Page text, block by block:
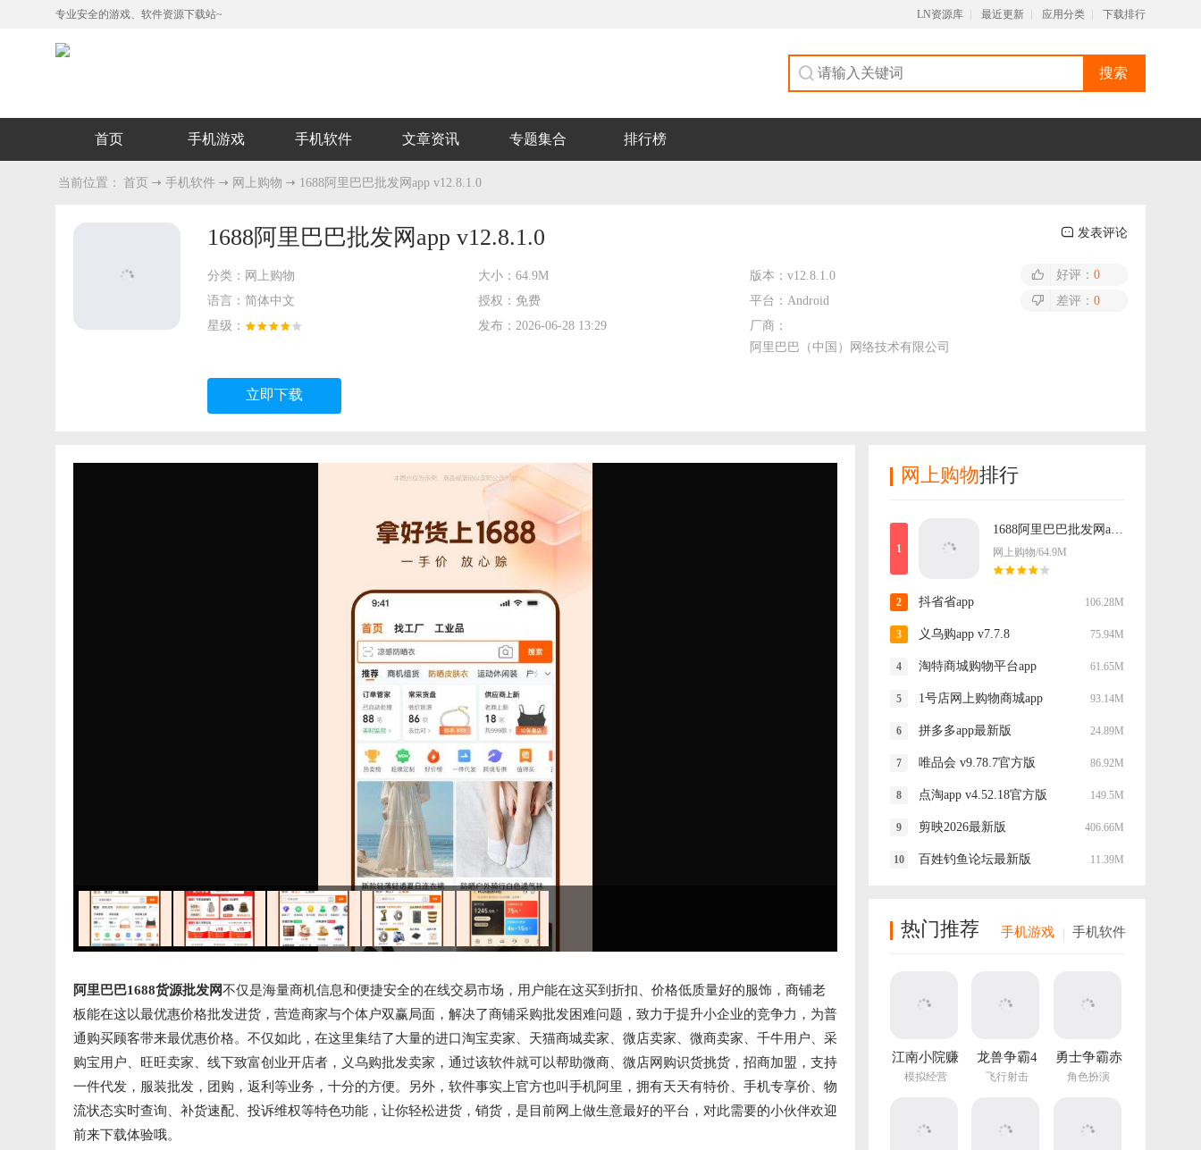
专业安全的游戏、软件资源下载站~ LN资源库 最近更新 应用分类 下载排行
搜索
首页 手机游戏 手机软件 文章资讯 专题集合 排行榜
当前位置： 首页 手机软件 网上购物 1688阿里巴巴批发网app v12.8.1.0
1688阿里巴巴批发网app v12.8.1.0 发表评论
分类： 网上购物 大小：64.9M 版本： v12.8.1.0
语言： 简体中文 授权： 免费 平台： Android
星级：
发布：2026-06-28 13:29
厂商：
阿里巴巴（中国）网络技术有限公司
好评： 0
差评： 0
立即下载
阿里巴巴1688货源批发网不仅是海量商机信息和便捷安全的在线交易市场，用户能在这买到折扣、价格低质量好的服饰，商铺老
板能在这以最优惠价格批发进货，营造商家与个体户双赢局面，解决了商铺采购批发困难问题，致力于提升小企业的竞争力，为普
通购买顾客带来最优惠价格。不仅如此，在这里集结了大量的进口淘宝卖家、天猫商城卖家、微店卖家、微商卖家、千牛用户、采
购宝用户、旺旺卖家、线下致富创业开店者，义乌购批发卖家，通过该软件就可以帮助微商、微店网购识货挑货，招商加盟，支持
一件代发，服装批发，团购，返利等业务，十分的方便。另外，软件事实上官方也叫手机阿里，拥有天天有特价、手机专享价、物
流状态实时查询、补货速配、投诉维权等特色功能，让你轻松进货，销货，是目前网上做生意最好的平台，对此需要的小伙伴欢迎
前来下载体验哦。
网上购物排行
网上购物/64.9M
抖省省app 106.28M
义乌购app v7.7.8 75.94M
淘特商城购物平台app 61.65M
1号店网上购物商城app 93.14M
拼多多app最新版 24.89M
唯品会 v9.78.7官方版 86.92M
点淘app v4.52.18官方版 149.5M
剪映2026最新版 406.66M
百姓钓鱼论坛最新版 11.39M
热门推荐 手机游戏 手机软件
江南小院赚
钱游戏
模拟经营
龙兽争霸4
手游
飞行射击
勇士争霸赤
胆联盟
角色扮演